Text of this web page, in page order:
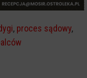
, proces sądowy,